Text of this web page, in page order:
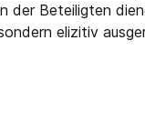
Beteiligten
elizitiv